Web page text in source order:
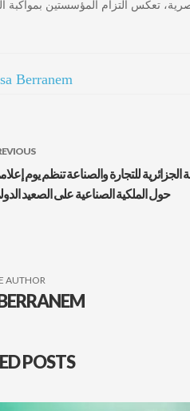
Berranem
الجزائرية للتجارة والصناعة تنظم يوم
حول الملكية الصناعية على الصعيد
AUTHOR
POSTS